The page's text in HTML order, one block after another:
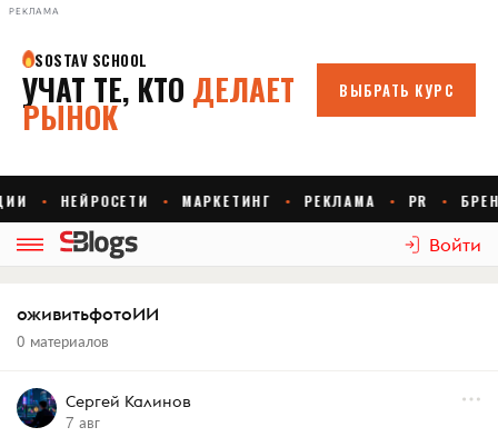
РЕКЛАМА
Войти
оживитьфотоИИ
0 материалов
Сергей Калинов
7 авг